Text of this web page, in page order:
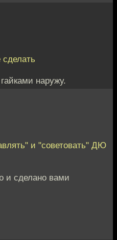
наружу.
и "советовать" ДЮ
и сделано вами